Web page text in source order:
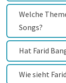
Welche
Songs?
Hat Farid
Wie sieht